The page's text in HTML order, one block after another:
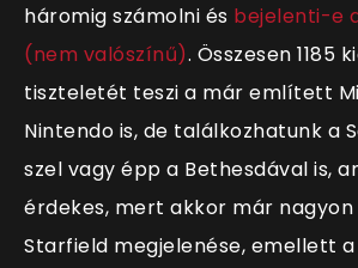
háromig számolni és bejelenti-e
(nem valószínű). Összesen 1185
tiszteletét teszi a már említett
Nintendo is, de találkozhatunk a
szel vagy épp a Bethesdával is,
érdekes, mert akkor már nagyon
Starfield megjelenése, emellett